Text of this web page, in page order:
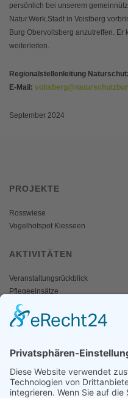
persönlich bei unserem
Natur.Werk.Stadt in Voistberg
Burg Obervoitsberg anzutreffen.
weiterleiten.
Regionalstellenleitung
E-Mail:
September 2024
PROJEKTE
Rosswiese
Vogelhotspot Kiesseen
AKTIVITÄTEN
Veranstaltungsrückblick
Pflegeeinsätze
AKTIV WERDEN
Mitgliedschaft
Spenden